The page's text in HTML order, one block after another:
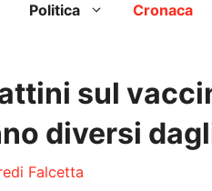
Politica Cronaca
sul
diversi
Falcetta